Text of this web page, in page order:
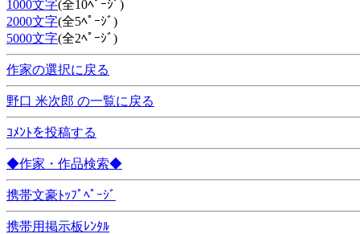
1000文字(全10ﾍﾟｰｼﾞ)
2000文字(全5ﾍﾟｰｼﾞ)
5000文字(全2ﾍﾟｰｼﾞ)
作家の選択に戻る
野口 米次郎 の一覧に戻る
ｺﾒﾝﾄを投稿する
◆作家・作品検索◆
携帯文豪ﾄｯﾌﾟﾍﾟｰｼﾞ
携帯用掲示板ﾚﾝﾀﾙ